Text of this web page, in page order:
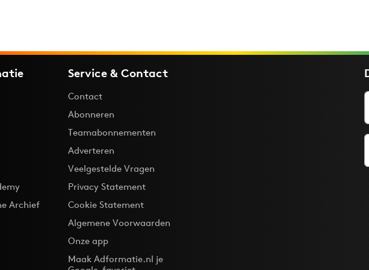
Archief
Service & Contact
Contact
Abonneren
Teamabonnementen
Adverteren
Veelgestelde Vragen
Privacy Statement
Cookie Statement
Algemene Voorwaarden
Onze app
Maak Adformatie.nl je